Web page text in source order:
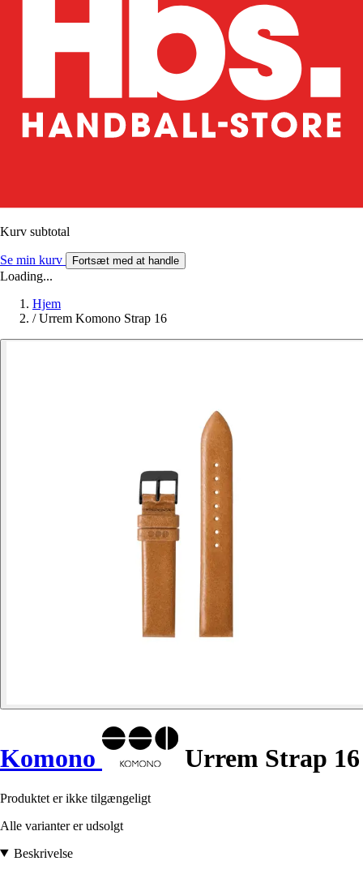
Kurv subtotal
Se min kurv Fortsæt med at handle
Loading...
Hjem
/ Urrem Komono Strap 16
Komono Urrem Strap 16
Produktet er ikke tilgængeligt
Alle varianter er udsolgt
Beskrivelse